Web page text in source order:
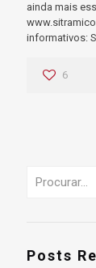
ainda mais
informativos:
6
Posts